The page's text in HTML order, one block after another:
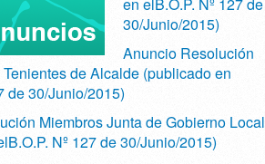
30/Junio/2015)
Anuncio Resolución
de Alcalde (publicado en
de 30/Junio/2015)
Miembros Junta de Gobierno Local
Nº 127 de 30/Junio/2015)